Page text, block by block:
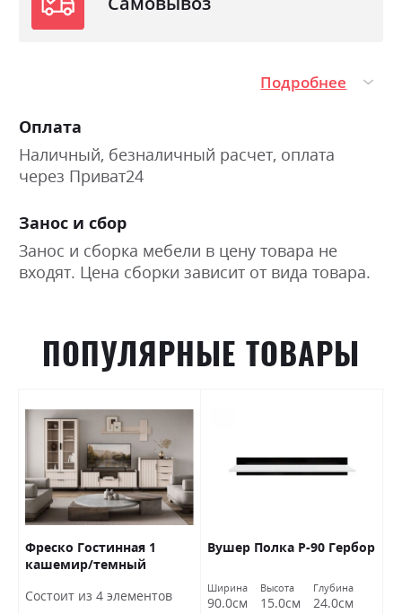
Подробнее
Оплата
Наличный, безналичный расчет, оплата
через Приват24
Занос и сбор
Занос и сборка мебели в цену товара не
входят. Цена сборки зависит от вида товара.
ПОПУЛЯРНЫЕ ТОВАРЫ
Фреско Гостинная 1
кашемир/темный
Состоит из 4 элементов
Вушер Полка Р-90 Гербор
Ширина
90.0см
Высота
15.0см
Глубина
24.0см